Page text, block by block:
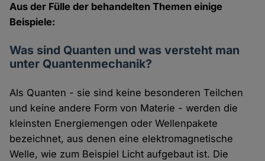
Aus der Fülle der behandelten Themen einige
Beispiele:
Was sind Quanten und was versteht man
unter Quantenmechanik?
Als Quanten - sie sind keine besonderen Teilchen
und keine andere Form von Materie - werden die
kleinsten Energiemengen oder Wellenpakete
bezeichnet, aus denen eine elektromagnetische
Welle, wie zum Beispiel Licht aufgebaut ist. Die